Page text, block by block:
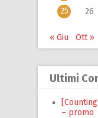
25
26
« Giu Ott »
Ultimi
– promo